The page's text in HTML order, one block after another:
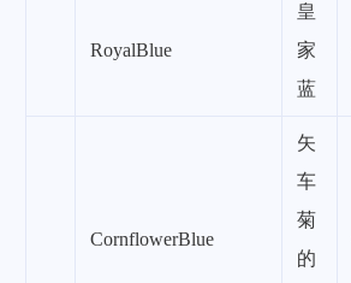
RoyalBlue
皇
家
蓝
CornflowerBlue
矢
车
菊
的